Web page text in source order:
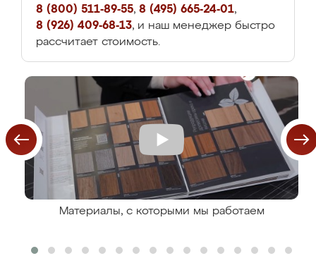
8 (800) 511-89-55, 8 (495) 665-24-01,
8 (926) 409-68-13, и наш менеджер быстро
рассчитает стоимость.
Материалы, с которыми мы работаем